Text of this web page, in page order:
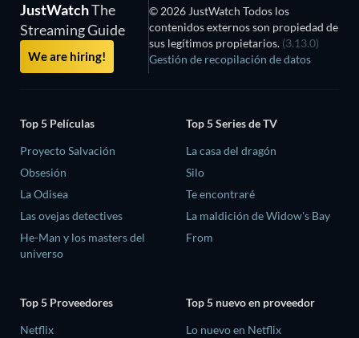
JustWatchThe
Streaming Guide
We are hiring!
© 2026 JustWatch Todos los
contenidos externos son propiedad de
sus legítimos propietarios. (3.13.0)
Gestión de recopilación de datos
Top 5 Películas
Proyecto Salvación
Obsesión
La Odisea
Las ovejas detectives
He-Man y los masters del
universo
Top 5 Series de TV
La casa del dragón
Silo
Te encontraré
La maldición de Widow's Bay
From
Top 5 Proveedores
Netflix
Top 5 nuevo en proveedor
Lo nuevo en Netflix